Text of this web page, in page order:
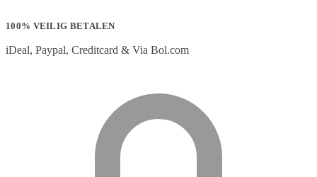
100% VEILIG BETALEN
iDeal, Paypal, Creditcard & Via Bol.com